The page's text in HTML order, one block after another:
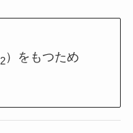
2）をもつため